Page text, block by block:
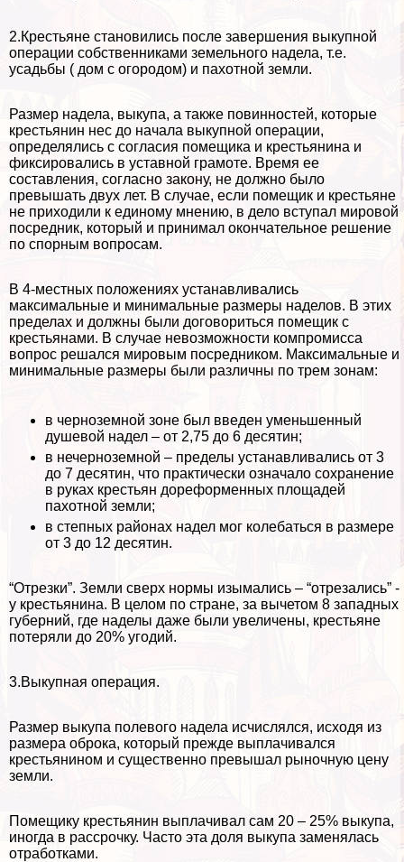
2.Крестьяне становились после завершения выкупной
операции собственниками земельного надела, т.е.
усадьбы ( дом с огородом) и пахотной земли.
Размер надела, выкупа, а также повинностей, которые
крестьянин нес до начала выкупной операции,
определялись с согласия помещика и крестьянина и
фиксировались в уставной грамоте. Время ее
составления, согласно закону, не должно было
превышать двух лет. В случае, если помещик и крестьяне
не приходили к единому мнению, в дело вступал мировой
посредник, который и принимал окончательное решение
по спopным вопросам.
В 4-местных положениях устанавливались
максимальные и минимальные размеры наделов. В этих
пределах и должны были договориться помещик с
крестьянами. В случае невозможности компромисса
вопрос решался мировым посредником. Максимальные и
минимальные размеры были различны по трем зонам:
в черноземной зоне был введен уменьшенный
душевой надел – от 2,75 до 6 десятин;
в нечерноземной – пределы устанавливались от 3
до 7 десятин, что пpaктически означало сохранение
в руках крестьян дореформенных площадей
пахотной земли;
в степных районах надел мог колeбaться в размере
от 3 до 12 десятин.
“Отрезки”. Земли сверх нормы изымались – “отрезались” -
у крестьянина. В целом по стране, за вычетом 8 западных
губерний, где наделы даже были увеличены, крестьяне
потеряли до 20% угодий.
3.Выкупная операция.
Размер выкупа полевого надела исчислялся, исходя из
размера оброка, который прежде выплачивался
крестьянином и существенно превышал рыночную цену
земли.
Помещику крестьянин выплачивал сам 20 – 25% выкупа,
иногда в рассрочку. Часто эта доля выкупа заменялась
отработками.